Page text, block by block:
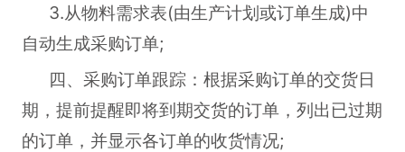
3.从物料需求表(由生产计划或订单生成)中
自动生成采购订单;
四、采购订单跟踪：根据采购订单的交货日
期，提前提醒即将到期交货的订单，列出已过期
的订单，并显示各订单的收货情况;